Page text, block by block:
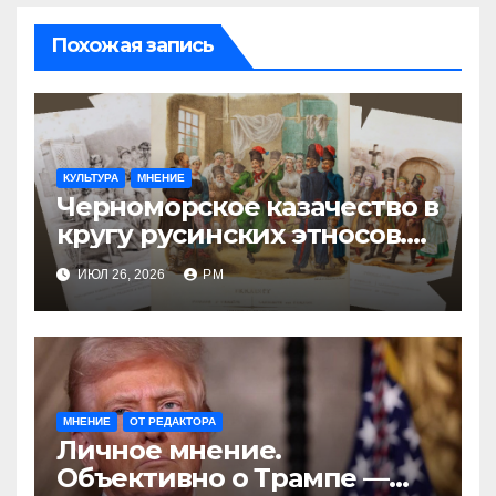
Похожая запись
КУЛЬТУРА МНЕНИЕ
Черноморское казачество в
кругу русинских этносов.
Часть первая: А галичанин
казак?
ИЮЛ 26, 2026 РМ
МНЕНИЕ ОТ РЕДАКТОРА
Личное мнение.
Объективно о Трампе —